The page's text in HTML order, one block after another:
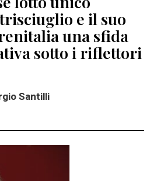
e il suo
una sfida
sotto i riflettori
Santilli